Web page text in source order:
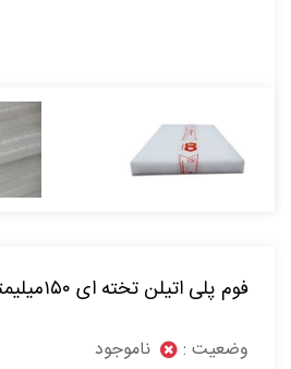
فوم پلی اتیلن تخته ای ۱۵۰میلیمتر×۱/۶متر×۲متر
وضعیت :
ناموجود